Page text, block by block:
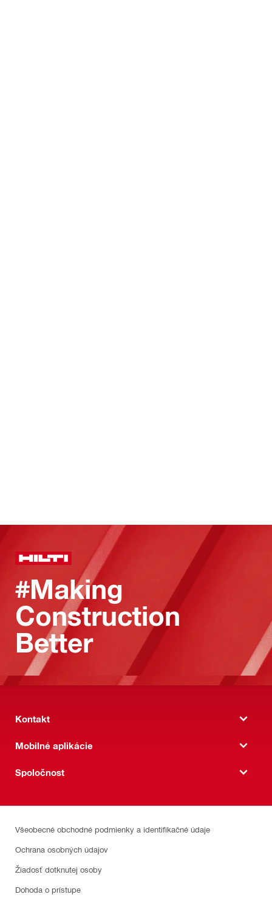
#Making
Construction
Better
Kontakt
Mobilné aplikácie
Spoločnost
Všeobecné obchodné podmienky a identifikačné údaje
Ochrana osobných údajov
Žiadosť dotknutej osoby
Dohoda o prístupe